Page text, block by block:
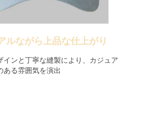
ルながら上品な仕上がり
インと丁寧な縫製により、カジュア
ある雰囲気を演出